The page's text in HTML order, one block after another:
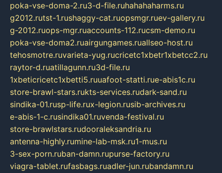
poka-vse-doma-2.ru3-d-file.ruhahahaharms.ru
g2012.rutst-1.rushaggy-cat.ruopsmgr.ruev-gallery.ru
g-2012.ruops-mgr.ruaccounts-112.rucsm-demo.ru
poka-vse-doma2.ruairgungames.ruallseo-host.ru
tehosmotre.ruvarieta-yug.rucricetc1xbetr1xbetcc2.ru
raytor-d.ruatillagunn.ru3d-file.ru
1xbeticricetc1xbetti5.ruuafoot-statti.rue-abis1c.ru
store-brawl-stars.rukts-services.rudark-sand.ru
sindika-01.rusp-life.rux-legion.rusib-archives.ru
e-abis-1-c.rusindika01.ruvenda-festival.ru
store-brawlstars.rudooraleksandria.ru
antenna-highly.rumine-lab-msk.ru1-mus.ru
3-sex-porn.ruban-damn.rupurse-factory.ru
viagra-tablet.rufasbags.ruadler-jun.rubandamn.ru